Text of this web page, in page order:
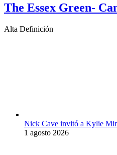
The Essex Green-
Alta Definición
Nick Cave invitó a Kylie
1 agosto 2026